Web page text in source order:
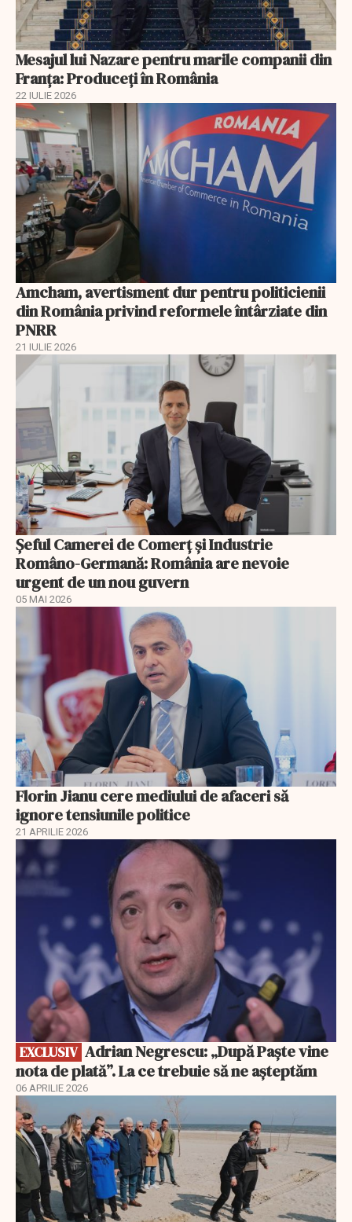
Mesajul lui Nazare pentru marile companii din
Franța: Produceți în România
22 IULIE 2026
Amcham, avertisment dur pentru politicienii
din România privind reformele întârziate din
PNRR
21 IULIE 2026
Șeful Camerei de Comerț și Industrie
Româno-Germană: România are nevoie
urgent de un nou guvern
05 MAI 2026
Florin Jianu cere mediului de afaceri să
ignore tensiunile politice
21 APRILIE 2026
EXCLUSIV
EXCLUSIV
nota de plată”. La ce trebuie să ne așteptăm
06 APRILIE 2026